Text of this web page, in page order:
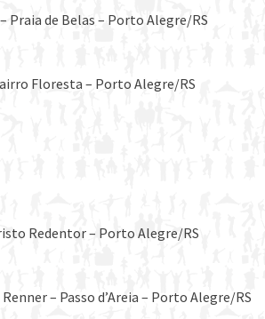
Praia de Belas – Porto Alegre/RS
Floresta – Porto Alegre/RS
Redentor – Porto Alegre/RS
– Passo d’Areia – Porto Alegre/RS